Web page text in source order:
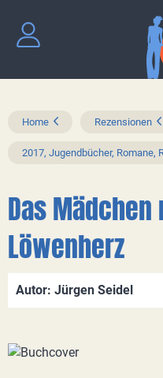
Home Rezensionen
2017, Jugendbücher, Romane,
Das
Löwenherz
Autor: Jürgen Seidel